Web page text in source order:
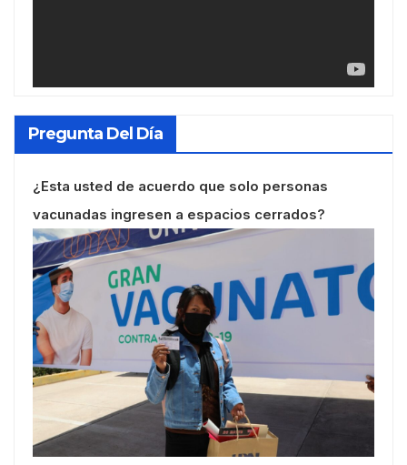
Pregunta Del Día
¿Esta usted de acuerdo que solo personas
vacunadas ingresen a espacios cerrados?